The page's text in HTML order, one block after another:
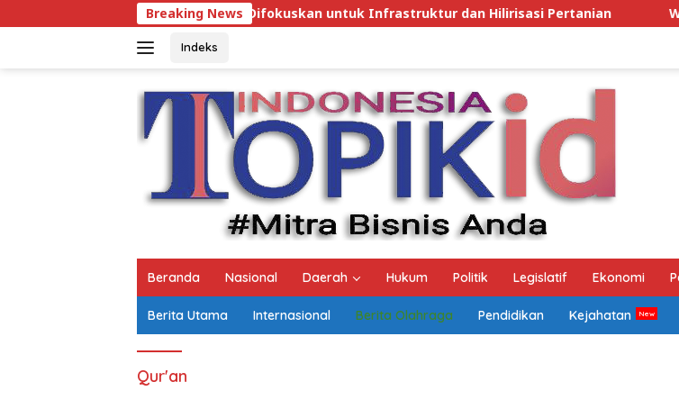
ke
Breaking News
Perubahan 2026 Difokuskan untuk Infrastruktur dan Hilirisasi Pertanian Warga Bandar
Indeks
Beranda Nasional Daerah Hukum Politik Legislatif Ekonomi
Berita Utama Internasional Berita Olahraga Pendidikan Kejahatan
Qur'an